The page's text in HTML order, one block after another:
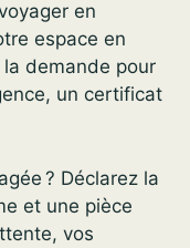
en
espace en
demande pour
un certificat
? Déclarez la
et une pièce
vos